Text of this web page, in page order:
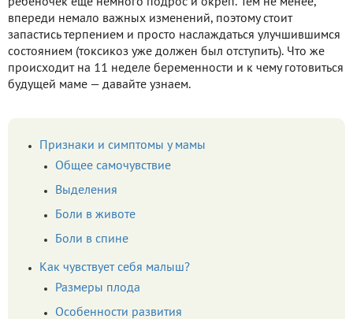
впереди немало важных изменений, поэтому стоит
запастись терпением и просто наслаждаться улучшившимся
состоянием (токсикоз уже должен был отступить). Что же
происходит на 11 неделе беременности и к чему готовиться
будущей маме — давайте узнаем.
Признаки и симптомы у мамы
Общее самочувствие
Выделения
Боли в животе
Боли в спине
Как чувствует себя малыш?
Размеры плода
Особенности развития